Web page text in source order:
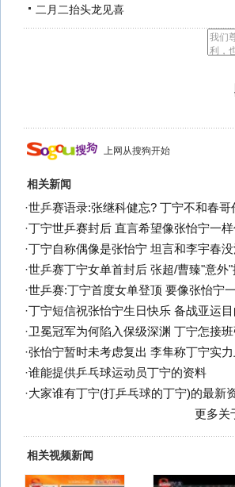
二月二抬头龙见喜
上网从搜狗开始
相关新闻
·世乒赛语录:张继科健忘? 丁宁不和春哥
·丁宁世乒赛封后 直言希望像张怡宁一
·丁宁自称偶像是张怡宁 坦言和李宇春
·世乒赛丁宁女单首封后 张超/曹臻"意外"
·世乒赛:丁宁首度女单登顶 要像张怡宁
·丁宁短信祝张怡宁生日快乐 备战亚运
·卫冕冠军为何陷入保级深渊 丁宁怎接
·张怡宁暂时未考虑复出 李隼称丁宁实
·谁能提供乒乓球运动员丁宁的资料
·大家谁有丁宁(打乒乓球的丁宁)的最新
更多关
相关视频新闻